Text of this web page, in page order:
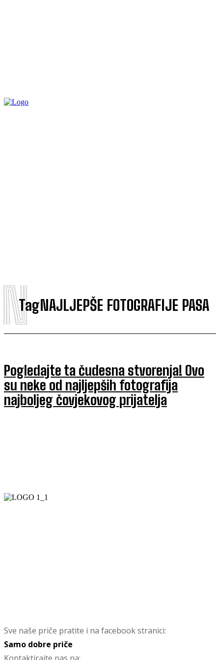
TagNAJLJEPŠE FOTOGRAFIJE PASA
N
Pogledajte ta čudesna stvorenja! Ovo
su neke od najljepših fotografija
najboljeg čovjekovog prijatelja
Sve naše priče pratite i na facebook stranici:
Samo dobre priče